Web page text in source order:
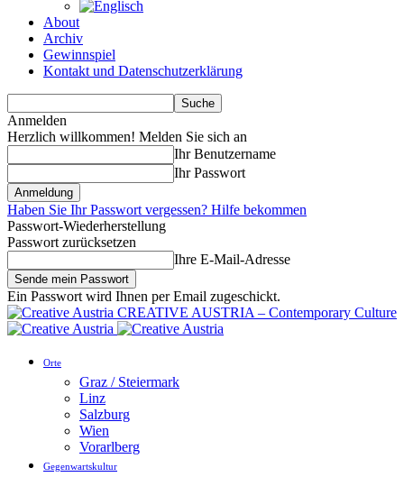
About
Archiv
Gewinnspiel
Kontakt und Datenschutzerklärung
Anmelden
Herzlich willkommen! Melden Sie sich an
Ihr Benutzername
Ihr Passwort
Haben Sie Ihr Passwort vergessen? Hilfe bekommen
Passwort-Wiederherstellung
Passwort zurücksetzen
Ihre E-Mail-Adresse
Ein Passwort wird Ihnen per Email zugeschickt.
CREATIVE AUSTRIA – Contemporary Culture
Orte
Graz / Steiermark
Linz
Salzburg
Wien
Vorarlberg
Gegenwartskultur